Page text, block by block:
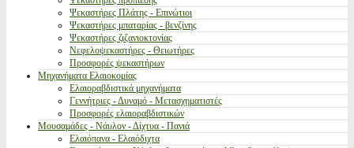
Ψεκαστήρες Πλάτης - Επινώτιοι
Ψεκαστήρες μπαταρίας - βενζίνης
Ψεκαστήρες ζιζανιοκτονίας
Νεφελοψεκαστήρες - Θειωτήρες
Προσφορές ψεκαστήρων
Μηχανήματα Ελαιοκομίας
Ελαιοραβδιστικά μηχανήματα
Γεννήτριες - Δυναμό - Μετασχηματιστές
Προσφορές ελαιοραβδιστικών
Μουσαμάδες - Νάυλον - Δίχτυα - Πανιά
Ελαιόπανα - Ελαιόδιχτα